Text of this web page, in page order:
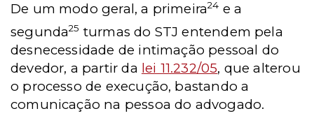
De um modo geral, a primeira24 e a
segunda25 turmas do STJ entendem pela
desnecessidade de intimação pessoal do
devedor, a partir da lei 11.232/05, que alterou
o processo de execução, bastando a
comunicação na pessoa do advogado.